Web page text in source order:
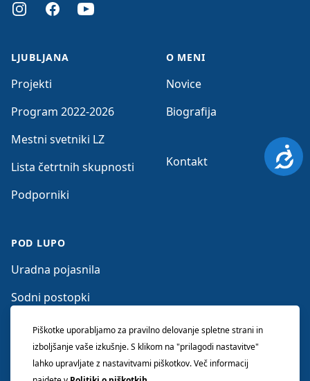
InstagramFacebookYoutube
LJUBLJANA
Projekti
Program 2022-2026
Mestni svetniki LZ
Lista četrtnih skupnosti
Podporniki
POD LUPO
Uradna pojasnila
Sodni postopki
Očitki nasprotnikov
O MENI
Novice
Biografija
Kontakt
Piškotke uporabljamo za pravilno delovanje spletne strani in
izboljšanje vaše izkušnje. S klikom na "prilagodi nastavitve"
lahko upravljate z nastavitvami piškotkov. Več informacij